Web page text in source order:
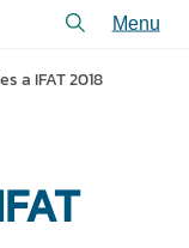
a IFAT 2018